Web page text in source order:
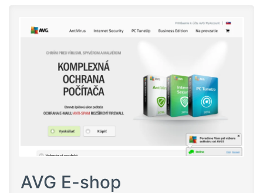
AVG E-shop